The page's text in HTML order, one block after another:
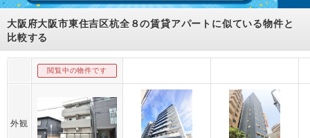
大阪府大阪市東住吉区杭全８の賃貸アパートに似ている物件と
比較する
閲覧中の物件です
外観